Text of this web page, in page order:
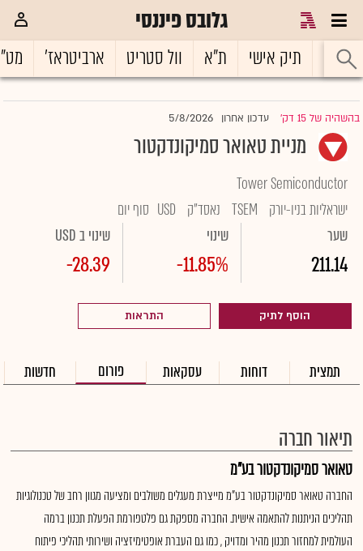
גלובס פיננסי
ראשי תיק אישי ת"א וול סטריט ארביטראז'
בהשהיה של 15 דק' |עדכון אחרון 5/8/2026
מניית טאואר סמיקונדקטור
Tower Semiconductor
ישראליות בניו-יורק
TSEM נאסד"ק USD סוף יום
שער
211.14
שינוי
-11.85%
שינוי ב USD
-28.39
הוסף לתיק התראות
תמצית דוחות עסקאות פורום חדשות
תיאור חברה
טאואר סמיקונדקטור בע"מ
החברה טאואר סמיקונדקטור בע"מ מייצרת מעגלים משולבים ומציעה מגוון רחב של טכנולוגיות
תהליכים הניתנות להתאמה אישית. החברה מספקת גם פלטפורמת הפעלת תכנון ברמה
העולמית למחזור תכנון מהיר ומדויק , כמו גם העברת אופטימיזציה ושירותי תהליכי פיתוח